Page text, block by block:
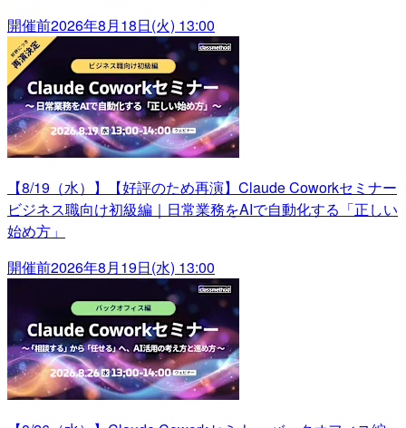
開催前2026年8月18日(火) 13:00
【8/19（水）】【好評のため再演】Claude Coworkセミナー
ビジネス職向け初級編｜日常業務をAIで自動化する「正しい
始め方」
開催前2026年8月19日(水) 13:00